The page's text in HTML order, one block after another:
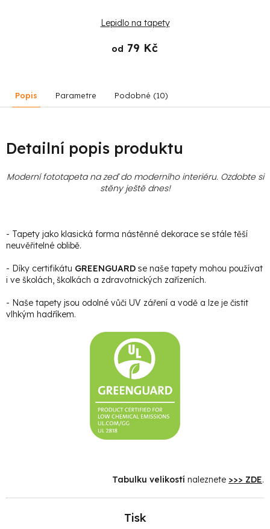
Lepidlo na tapety
od 79 Kč
Popis Parametre Podobné (10)
Detailní popis produktu
Moderní fototapeta na zeď do moderního interiéru. Ozdobte si
stěny ještě dnes!
- Tapety jako klasická forma nástěnné dekorace se stále těší
neuvěřitelné oblibě.
- Díky certifikátu GREENGUARD se naše tapety mohou používat
i ve školách, školkách a zdravotnických zařízeních.
- Naše tapety jsou odolné vůči UV záření a vodě a lze je čistit
vlhkým hadříkem.
Tabulku velikostí naleznete >>> ZDE.
Tisk